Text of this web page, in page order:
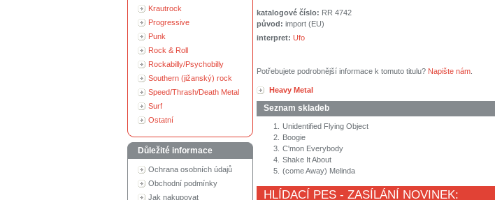
Krautrock
Progressive
Punk
Rock & Roll
Rockabilly/Psychobilly
Southern (jižanský) rock
Speed/Thrash/Death Metal
Surf
Ostatní
Důležité informace
Ochrana osobních údajů
Obchodní podmínky
Jak nakupovat
katalogové číslo: RR 4742
původ: import (EU)
interpret: Ufo
Potřebujete podrobnější informace k tomuto titulu? Napište nám
Heavy Metal
Seznam skladeb
1.
Unidentified Flying Object
2.
Boogie
3. C'mon Everybody
4. Shake It About
5. (come Away) Melinda
HLÍDACÍ PES - ZASÍLÁNÍ NOVINEK: